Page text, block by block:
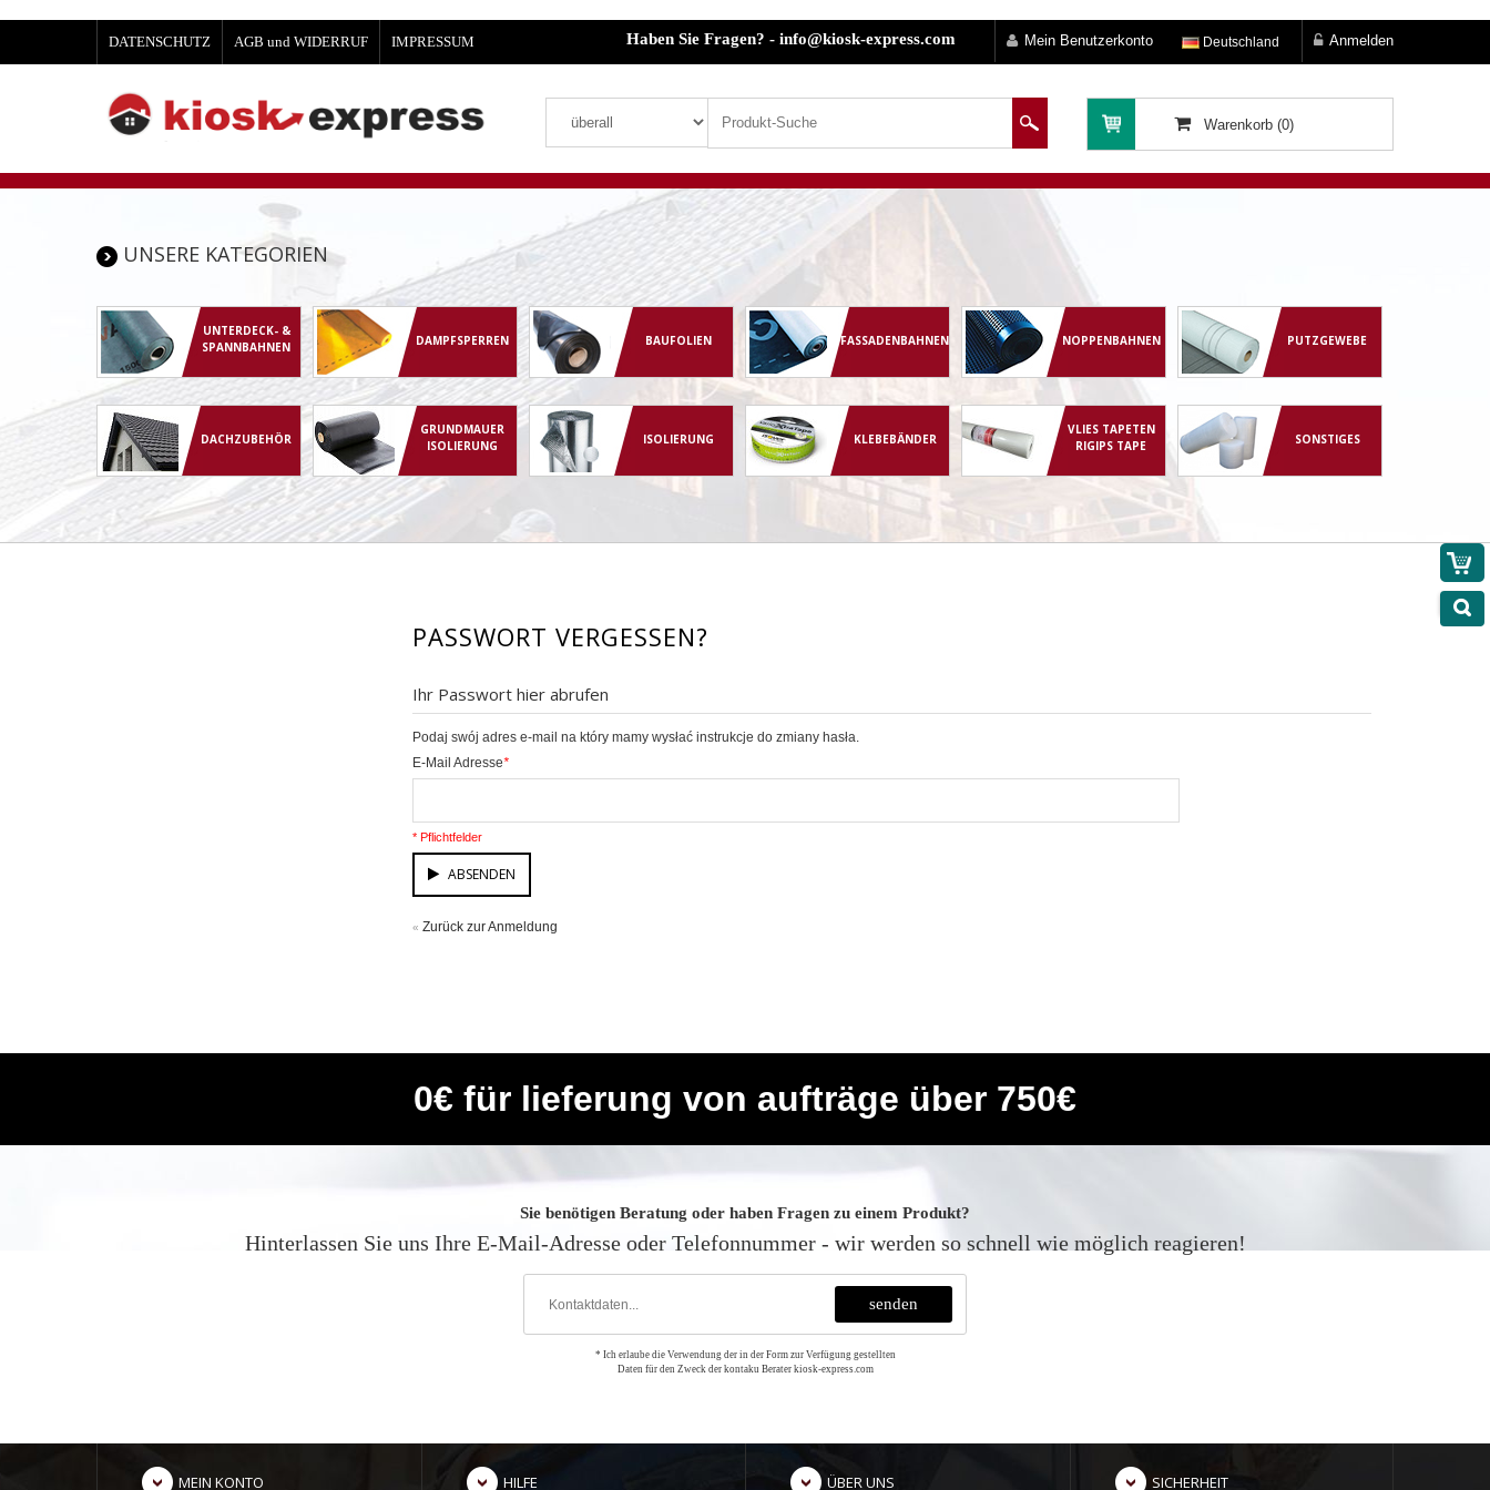
DATENSCHUTZ AGB und WIDERRUF IMPRESSUM Haben Sie Fragen? - info@kiosk-express.com Mein Benutzerkonto Deutschland Anmelden
Warenkorb (0)
UNSERE KATEGORIEN
UNTERDECK- &
SPANNBAHNEN
DAMPFSPERREN BAUFOLIEN FASSADENBAHNEN NOPPENBAHNEN PUTZGEWEBE
DACHZUBEHÖR
GRUNDMAUER
ISOLIERUNG
ISOLIERUNG KLEBEBÄNDER
VLIES TAPETEN
RIGIPS TAPE
SONSTIGES
PASSWORT VERGESSEN?
Ihr Passwort hier abrufen
Podaj swój adres e-mail na który mamy wysłać instrukcje do zmiany hasła.
E-Mail Adresse*
* Pflichtfelder
ABSENDEN
« Zurück zur Anmeldung
0€ für lieferung von aufträge über 750€
Sie benötigen Beratung oder haben Fragen zu einem Produkt?
Hinterlassen Sie uns Ihre E-Mail-Adresse oder Telefonnummer - wir werden so schnell wie möglich reagieren!
* Ich erlaube die Verwendung der in der Form zur Verfügung gestellten
Daten für den Zweck der kontaku Berater kiosk-express.com
MEIN KONTO HILFE ÜBER UNS SICHERHEIT